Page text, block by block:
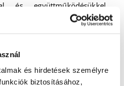
és hirdetések személyre
biztosításához,
és együttműködésükkel
szolgáltatások világában.
2026.06.17